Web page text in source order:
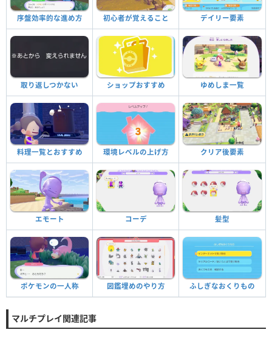
序盤効率的な進め方 初心者が覚えること デイリー要素
取り返しつかない ショップおすすめ ゆめしま一覧
料理一覧とおすすめ 環境レベルの上げ方 クリア後要素
エモート コーデ 髪型
ポケモンの一人称 図鑑埋めのやり方 ふしぎなおくりもの
マルチプレイ関連記事